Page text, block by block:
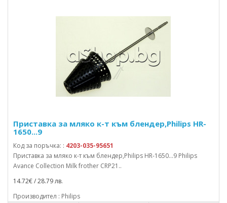
Приставка за мляко к-т към блендер,Philips HR-
1650...9
Код за поръчка: : 4203-035-95651
Приставка за мляко к-т към блендер,Philips HR-1650...9 Philips
Avance Collection Milk frother CRP21..
14.72€ / 28.79 лв.
Производител : Philips